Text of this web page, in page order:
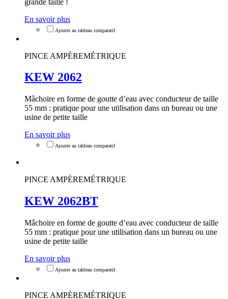
En savoir plus
PINCE AMPÈREMÉTRIQUE
KEW 2062
Mâchoire en forme de goutte d’eau avec conducteur de taille
55 mm : pratique pour une utilisation dans un bureau ou une
usine de petite taille
En savoir plus
PINCE AMPÈREMÉTRIQUE
KEW 2062BT
Mâchoire en forme de goutte d’eau avec conducteur de taille
55 mm : pratique pour une utilisation dans un bureau ou une
usine de petite taille
En savoir plus
PINCE AMPÈREMÉTRIQUE